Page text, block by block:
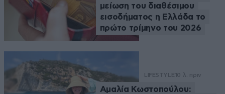
μείωση του διαθέσιμου
εισοδήματος η Ελλάδα το
πρώτο τρίμηνο του 2026
LIFESTYLE 10 λ. πριν
Αμαλία Κωστοπούλου: